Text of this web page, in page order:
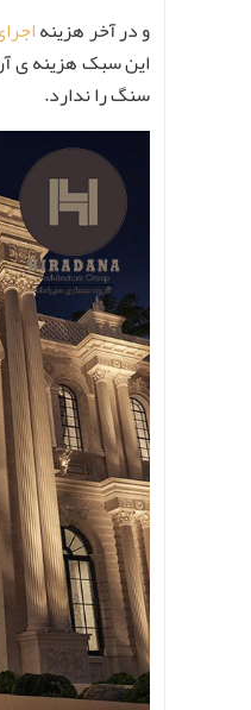
و در آخر هزینه
این سبک هزینه ی
سنگ را ندارد.